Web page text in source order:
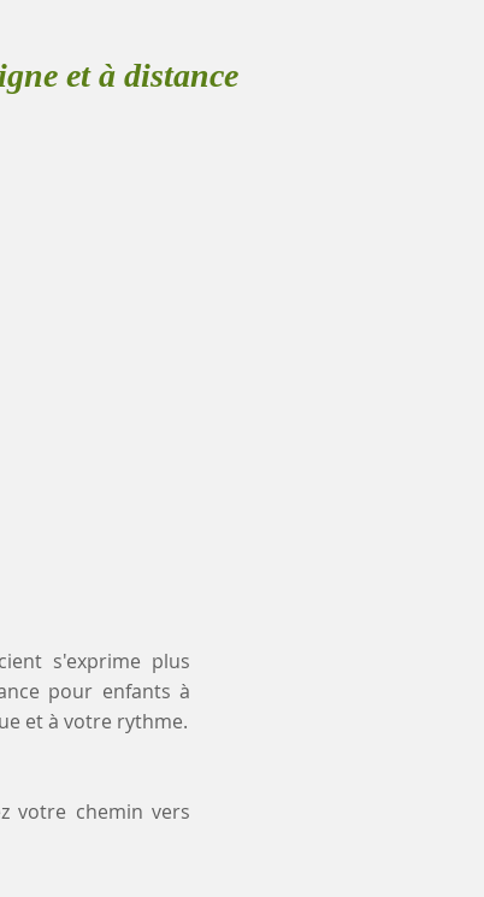
et à distance
s'exprime plus
pour enfants à
et à votre rythme.
votre chemin vers